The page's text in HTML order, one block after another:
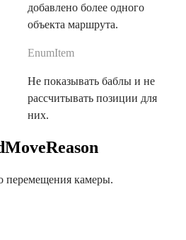
добавлено более одного
объекта маршрута.
EnumItem
Не показывать баблы и не
рассчитывать позиции для
них.
перемещения камеры.